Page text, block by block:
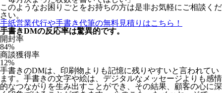
このようなお困りごとをお持ちの方は是非お気軽にご相談くだ
さい。
手紙営業代行や手書き代筆の無料見積りはこちら！
手書きDMの反応率は驚異的です。
開封率
84%
商談獲得率
12%
手書きのDMは、印刷物よりも記憶に残りやすいと言われてい
ます。手書きの文字や絵は、デジタルなメッセージよりも感情
的なつながりを生み出すことができ、その結果、顧客の心に深